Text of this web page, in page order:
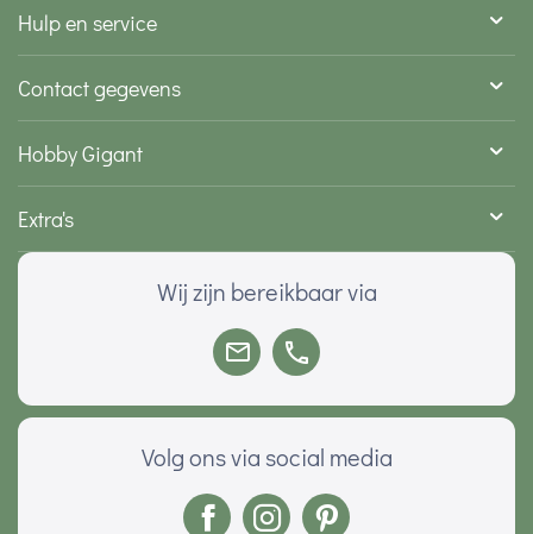
Hulp en service
Contact gegevens
Hobby Gigant
Extra's
Wij zijn bereikbaar via
Volg ons via social media